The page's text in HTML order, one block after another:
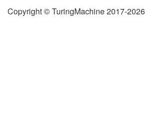
Copyright © TuringMachine 2017-2026